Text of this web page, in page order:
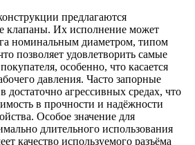
предлагаются
клапаны. Их исполнение может
номинальным диаметром, типом
позволяет удовлетворить самые
особенно, что касается
давления. Часто запорные
агрессивных средах, что
в прочности и надёжности
Особое значение для
длительного использования
качество используемого разъёма